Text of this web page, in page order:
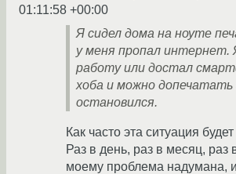
01:11:58 +00:00
Я сидел дома на ноуте
у меня пропал интернет.
работу или достал
хоба и можно допечатать
остановился.
Как часто эта ситуация
Раз в день, раз в месяц, раз
моему проблема надумана,